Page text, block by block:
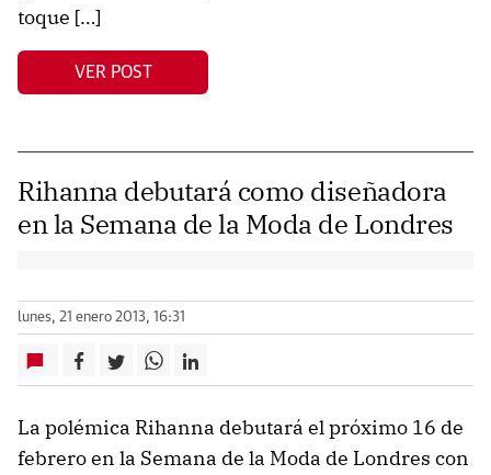
toque […]
VER POST
Rihanna debutará como diseñadora
en la Semana de la Moda de Londres
lunes, 21 enero 2013, 16:31
La polémica Rihanna debutará el próximo 16 de
febrero en la Semana de la Moda de Londres con